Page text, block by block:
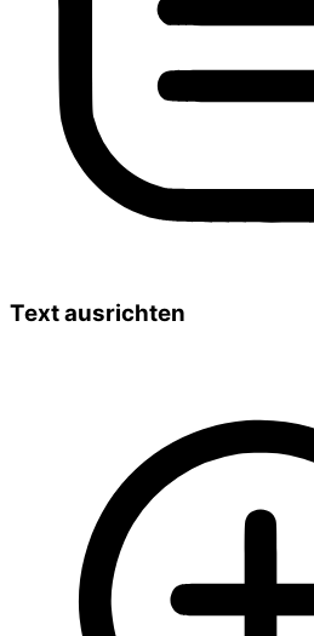
Text ausrichten